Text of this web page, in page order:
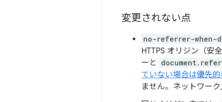
変更されない点
no-referrer-when-
HTTPS オリジン（安
ーと
ていない場合は優先
ません。ネットワー